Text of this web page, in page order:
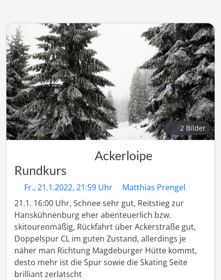
2 Bilder
Ackerloipe
Rundkurs
Fr., 21.1.2022, 21:59 Uhr
Matthias Prengel
21.1. 16:00 Uhr, Schnee sehr gut, Reitstieg zur
Hanskühnenburg eher abenteuerlich bzw.
skitourenmäßig, Rückfahrt über Ackerstraße gut,
Doppelspur CL im guten Zustand, allerdings je
näher man Richtung Magdeburger Hütte kommt,
desto mehr ist die Spur sowie die Skating Seite
brilliant zerlatscht